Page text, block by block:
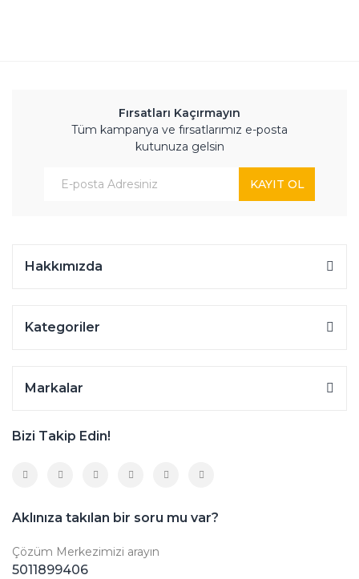
Fırsatları Kaçırmayın
Tüm kampanya ve fırsatlarımız e-posta
kutunuza gelsin
KAYIT OL
Hakkımızda
Kategoriler
Markalar
Bizi Takip Edin!
Aklınıza takılan bir soru mu var?
Çözüm Merkezimizi arayın
5011899406